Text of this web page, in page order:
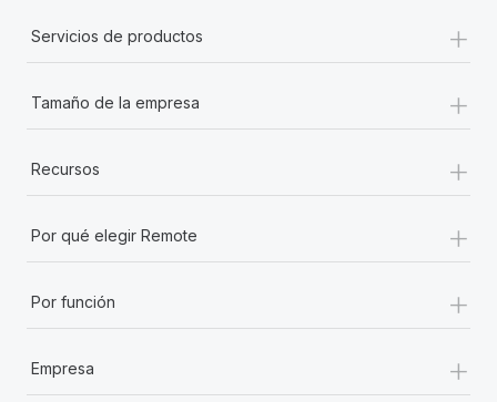
Servicios de productos +
Tamaño de la empresa +
Recursos +
Por qué elegir Remote +
Por función +
Empresa +